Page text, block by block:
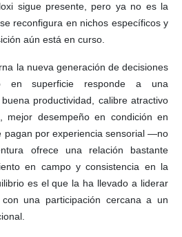
sigue presente, pero ya no es la
reconfigura en nichos específicos y
aún está en curso.
la nueva generación de decisiones
en superficie responde a una
productividad, calibre atractivo
mejor desempeño en condición en
pagan por experiencia sensorial —no
ofrece una relación bastante
en campo y consistencia en la
es el que la ha llevado a liderar
una participación cercana a un